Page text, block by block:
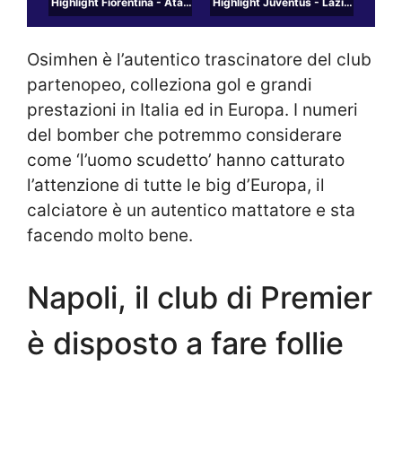
Osimhen è l’autentico trascinatore del club
partenopeo, colleziona gol e grandi
prestazioni in Italia ed in Europa. I numeri
del bomber che potremmo considerare
come ‘l’uomo scudetto’ hanno catturato
l’attenzione di tutte le big d’Europa, il
calciatore è un autentico mattatore e sta
facendo molto bene.
Napoli, il club di Premier
è disposto a fare follie